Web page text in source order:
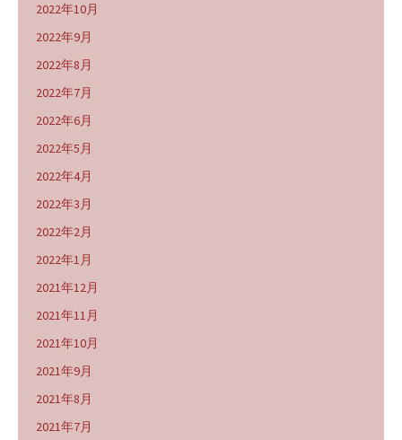
2022年10月
2022年9月
2022年8月
2022年7月
2022年6月
2022年5月
2022年4月
2022年3月
2022年2月
2022年1月
2021年12月
2021年11月
2021年10月
2021年9月
2021年8月
2021年7月